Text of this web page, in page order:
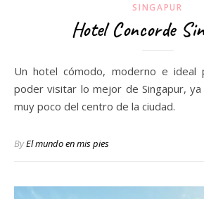
SINGAPUR
Hotel Concorde
Un hotel cómodo, moderno e ideal para ir en familia y
poder visitar lo mejor de Singapur,
muy poco del centro de la ciudad.
ByEl mundo en mis pies